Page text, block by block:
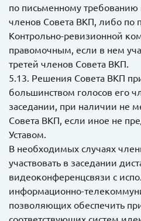
по письменному требованию
членов Совета ВКП, либо по
Контрольно-ревизионной
правомочным, если в нем
третей членов Совета ВКП.
5.13. Решения Совета ВКП
большинством голосов его
заседании, при наличии не
Совета ВКП, если иное не
Уставом.
В необходимых случаях
участвовать в заседании
видеоконференцсвязи с
информационно-
позволяющих обеспечить
соответствующих систем